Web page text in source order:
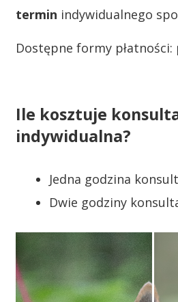
termin indywidualnego
Dostępne formy płatności:
Ile kosztuje
indywidualna?
Jedna godzina
Dwie godziny